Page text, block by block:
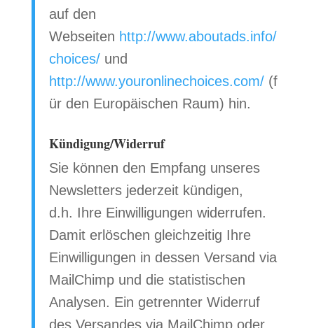
auf den
Webseiten http://www.aboutads.info/
choices/und
http://www.youronlinechoices.com/(f
ür den Europäischen Raum) hin.
Kündigung/Widerruf
Sie können den Empfang unseres
Newsletters jederzeit kündigen,
d.h. Ihre Einwilligungen widerrufen.
Damit erlöschen gleichzeitig Ihre
Einwilligungen in dessen Versand via
MailChimp und die statistischen
Analysen. Ein getrennter Widerruf
des Versandes via MailChimp oder